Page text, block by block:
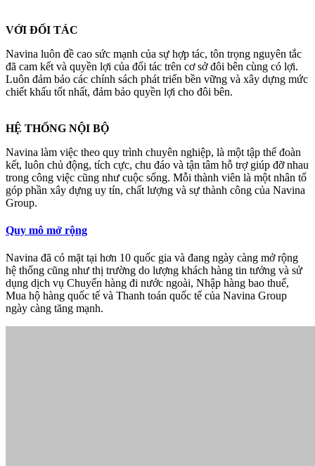
VỚI ĐỐI TÁC
Navina luôn đề cao sức mạnh của sự hợp tác, tôn trọng nguyên tắc
đã cam kết và quyền lợi của đối tác trên cơ sở đôi bên cùng có lợi.
Luôn đảm bảo các chính sách phát triển bền vững và xây dựng mức
chiết khấu tốt nhất, đảm bảo quyền lợi cho đôi bên.
HỆ THỐNG NỘI BỘ
Navina làm việc theo quy trình chuyên nghiệp, là một tập thể đoàn
kết, luôn chủ động, tích cực, chu đáo và tận tâm hỗ trợ giúp đỡ nhau
trong công việc cũng như cuộc sống. Mỗi thành viên là một nhân tố
góp phần xây dựng uy tín, chất lượng và sự thành công của Navina
Group.
Quy mô mở rộng
Navina đã có mặt tại hơn 10 quốc gia và đang ngày càng mở rộng
hệ thống cũng như thị trường do lượng khách hàng tin tưởng và sử
dụng dịch vụ Chuyển hàng đi nước ngoài, Nhập hàng bao thuế,
Mua hộ hàng quốc tế và Thanh toán quốc tế của Navina Group
ngày càng tăng mạnh.